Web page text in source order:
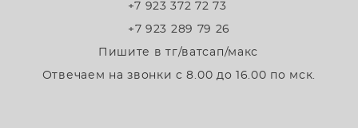
+7 923 372 72 73
+7 923 289 79 26
Пишите в тг/ватсап/макс
Отвечаем на звонки с 8.00 до 16.00 по мск.